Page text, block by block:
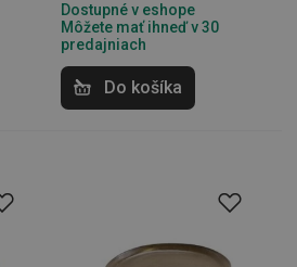
Dostupné v eshope
Môžete mať ihneď v 30
predajniach
Do košíka